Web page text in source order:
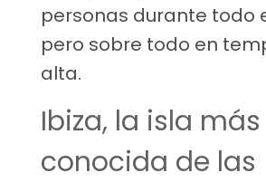
personas durante todo
pero sobre todo en
alta.
Ibiza, la isla más
conocida de las